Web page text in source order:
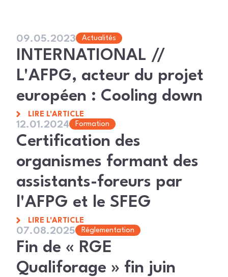
09.05.2023 Actualités
INTERNATIONAL //
L'AFPG, acteur du projet
européen : Cooling down
LIRE L'ARTICLE
12.01.2024 Formation
Certification des
organismes formant des
assistants-foreurs par
l'AFPG et le SFEG
LIRE L'ARTICLE
07.08.2025 Réglementation
Fin de « RGE
Qualiforage » fin juin